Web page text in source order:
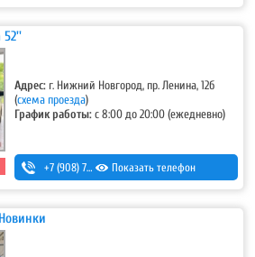
52''
Адрес: г. Нижний Новгород, пр. Ленина, 12б
(схема проезда)
График работы:с 8:00 до 20:00 (ежедневно)
+7 (908) 728-99-33 (моб.) ,8 (831) 291-27-33 (гор.)
Показать телефон